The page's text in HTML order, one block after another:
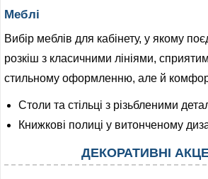
Меблі
Вибір меблів для кабінету, у якому
розкіш з класичними лініями,
стильному оформленню, але й
Столи та стільці з різьбленими
Книжкові полиці у витонченому
ДЕКОРАТИВНІ